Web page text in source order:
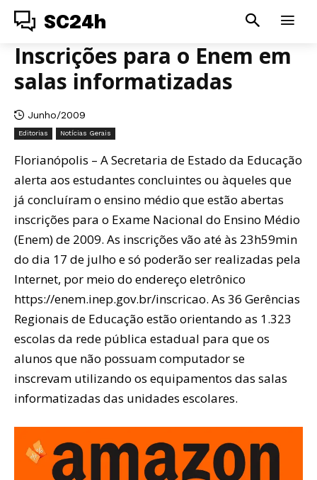
SC24h
Inscrições para o Enem em
salas informatizadas
Junho/2009
Editorias Notícias Gerais
Florianópolis – A Secretaria de Estado da Educação
alerta aos estudantes concluintes ou àqueles que
já concluíram o ensino médio que estão abertas
inscrições para o Exame Nacional do Ensino Médio
(Enem) de 2009. As inscrições vão até às 23h59min
do dia 17 de julho e só poderão ser realizadas pela
Internet, por meio do endereço eletrônico
https://enem.inep.gov.br/inscricao. As 36 Gerências
Regionais de Educação estão orientando as 1.323
escolas da rede pública estadual para que os
alunos que não possuam computador se
inscrevam utilizando os equipamentos das salas
informatizadas das unidades escolares.